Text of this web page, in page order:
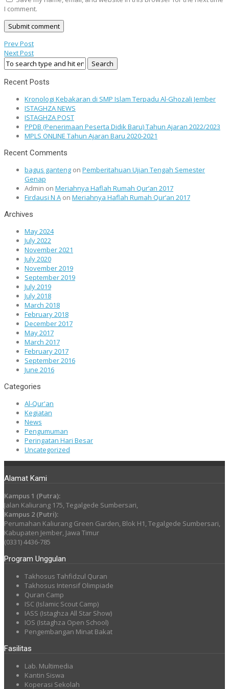
I comment.
Prev Post
Next Post
Recent Posts
Kronologi Kebakaran di SMP Islam Terpadu Al-Ghozali Jember
ISTAGHZA NEWS
ISTAGHZA POST
PPDB (Penerimaan Peserta Didik Baru) Tahun Ajaran 2022/2023
MPLS ONLINE Tahun Ajaran Baru 2020-2021
Recent Comments
bagus ganteng on Pemberitahuan Ujian Tengah Semester
Genap
Admin on Meriahnya Haflah Rumah Qur’an 2017
Firdausi N A on Meriahnya Haflah Rumah Qur’an 2017
Archives
May 2024
July 2022
November 2021
July 2020
November 2019
September 2019
July 2019
July 2018
March 2018
February 2018
December 2017
May 2017
March 2017
February 2017
September 2016
June 2016
Categories
Al-Qur'an
Kegiatan
News
Pengumuman
Peringatan Hari Besar
Uncategorized
Alamat Kami
Kampus 1 (Putra):
Jalan Kaliurang 175, Tegalgede Sumbersari,
Kampus 2 (Putri):
Perumahan Kaliurang Green Garden, Blok H1, Tegalgede Sumbersari,
Kabupaten Jember, Jawa Timur
(0331) 4436-785
Program Unggulan
Takhosus Tahfidzul Quran
Takhosus Intensif Olimpiade
Quran Camp
ISC (Islamic Scout Camp)
IASS (Istaghza All Star Show)
IOS (Istaghza Open School)
Pengembangan Minat Bakat
Fasilitas
Lab. Multimedia
Kantin Siswa
Koperasi Sekolah